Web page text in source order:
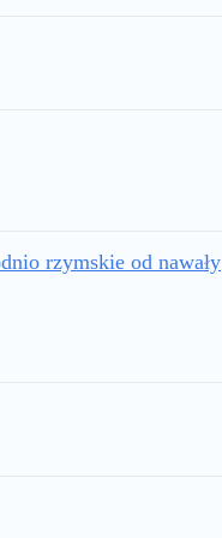
rzymskie od nawały